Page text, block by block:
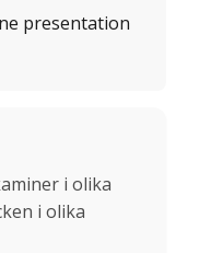
presentation
i olika
i olika